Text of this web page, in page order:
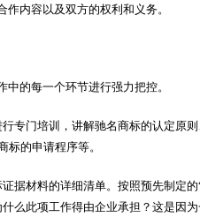
内容以及双方的权利和义务。
的每一个环节进行强力把控。
专门培训，讲解驰名商标的认定原
的申请程序等。
据材料的详细清单。按照预先制定的
么此项工作得由企业承担？这是因